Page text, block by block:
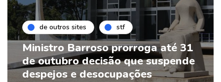
de outros sites stf
Ministro Barroso prorroga até 31
de outubro decisão que suspende
despejos e desocupações